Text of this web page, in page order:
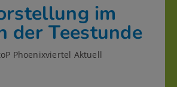
im
der Teestunde
Phoenixviertel Aktuell